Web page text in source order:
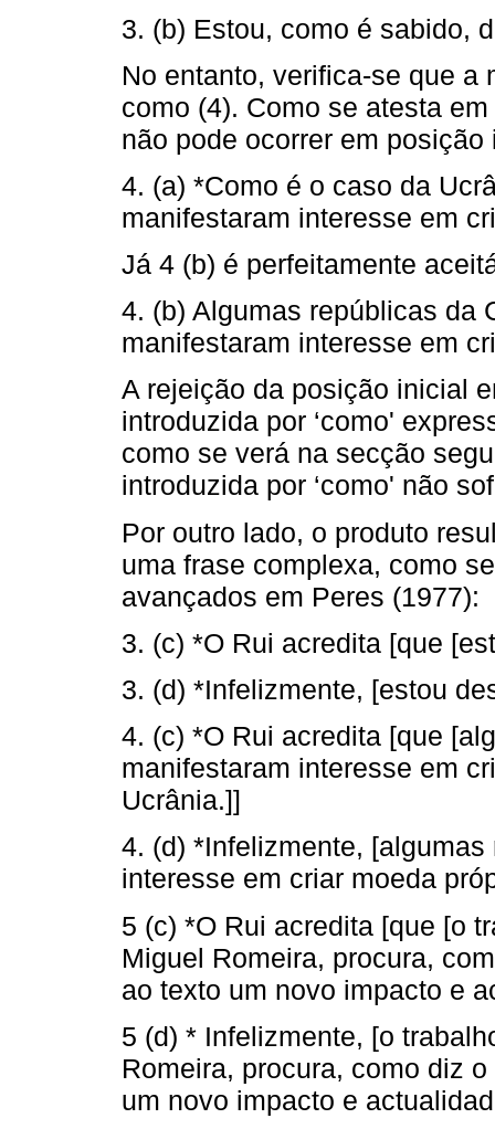
3. (b) Estou, como é sabido,
No entanto, verifica-se que a
como (4). Como se atesta
não pode ocorrer em posição
4. (a) *Como é o caso da
manifestaram interesse em
Já 4 (b) é perfeitamente
4. (b) Algumas repúblicas da
manifestaram interesse em
A rejeição da posição inicial
introduzida por ‘como'
como se verá na secção
introduzida por ‘como' não
Por outro lado, o produto
uma frase complexa, como
avançados em Peres (1977):
3. (c) *O Rui acredita [que
3. (d) *Infelizmente, [estou
4. (c) *O Rui acredita [que
manifestaram interesse em
Ucrânia.]]
4. (d) *Infelizmente,
interesse em criar moeda
5 (c) *O Rui acredita [que [o
Miguel Romeira, procura,
ao texto um novo impacto e
5 (d) * Infelizmente, [o
Romeira, procura, como diz
um novo impacto e